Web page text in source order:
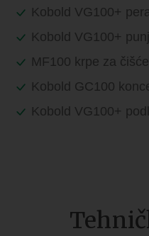
Kobold VG100+
Kobold VG100+
MF100 krpe za
Kobold GC100
Kobold VG100+